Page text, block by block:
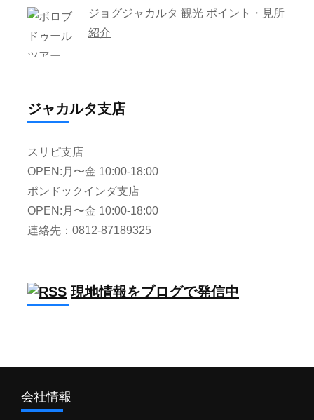
ジョグジャカルタ 観光 ポイント・見所
紹介
ジャカルタ支店
スリピ支店
OPEN:月〜金 10:00-18:00
ポンドックインダ支店
OPEN:月〜金 10:00-18:00
連絡先：0812-87189325
現地情報をブログで発信中
会社情報